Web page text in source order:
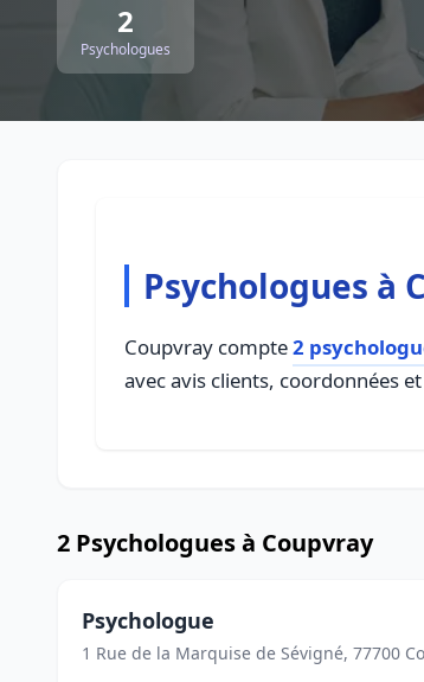
2
Psychologues
Psychologues à
Coupvray compte2
avec avis clients, coordonnées
2 Psychologues à Coupvray
Psychologue
1 Rue de la Marquise de Sévigné, 77700